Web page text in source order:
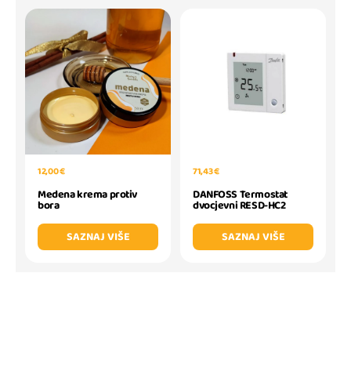
12,00 €
Medena krema protiv
bora
SAZNAJ VIŠE
71,43 €
DANFOSS Termostat
dvocjevni RESD-HC2
SAZNAJ VIŠE